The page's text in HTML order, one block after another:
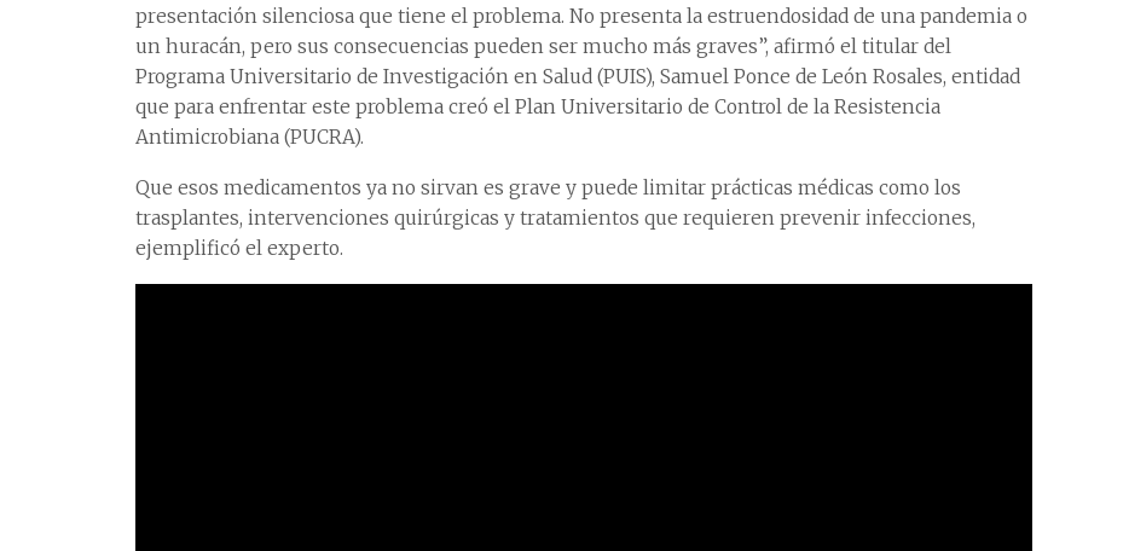
presentación silenciosa que tiene el problema. No presenta la estruendosidad de una pandemia o
un huracán, pero sus consecuencias pueden ser mucho más graves”, afirmó el titular del
Programa Universitario de Investigación en Salud (PUIS), Samuel Ponce de León Rosales, entidad
que para enfrentar este problema creó el Plan Universitario de Control de la Resistencia
Antimicrobiana (PUCRA).
Que esos medicamentos ya no sirvan es grave y puede limitar prácticas médicas como los
trasplantes, intervenciones quirúrgicas y tratamientos que requieren prevenir infecciones,
ejemplificó el experto.